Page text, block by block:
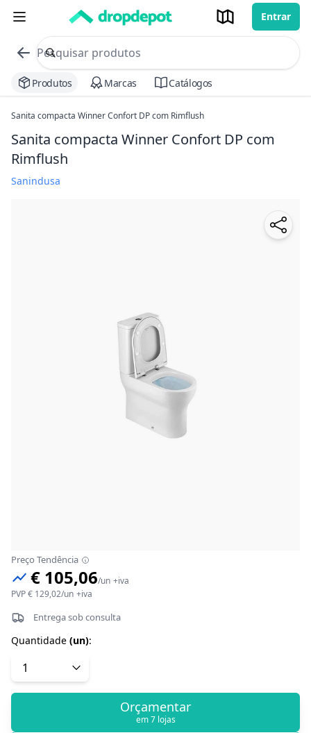
Entrar
commerce search no header
Procurar
Produtos Marcas Catálogos
Sanita compacta Winner Confort DP com Rimflush
Sanita compacta Winner Confort DP com
Rimflush
Sanindusa
Preço Tendência
€ 105,06/un +iva
PVP€ 129,02/un +iva
Entrega sob consulta
Quantidade (un):
Orçamentar
em 7 lojas